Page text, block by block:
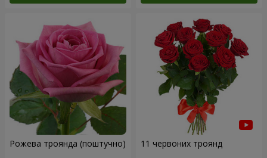
Рожева троянда (поштучно) 11 червоних троянд